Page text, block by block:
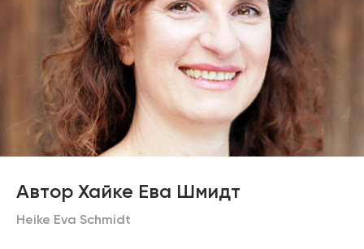
Автор Хайке Ева Шмидт
Heike Eva Schmidt